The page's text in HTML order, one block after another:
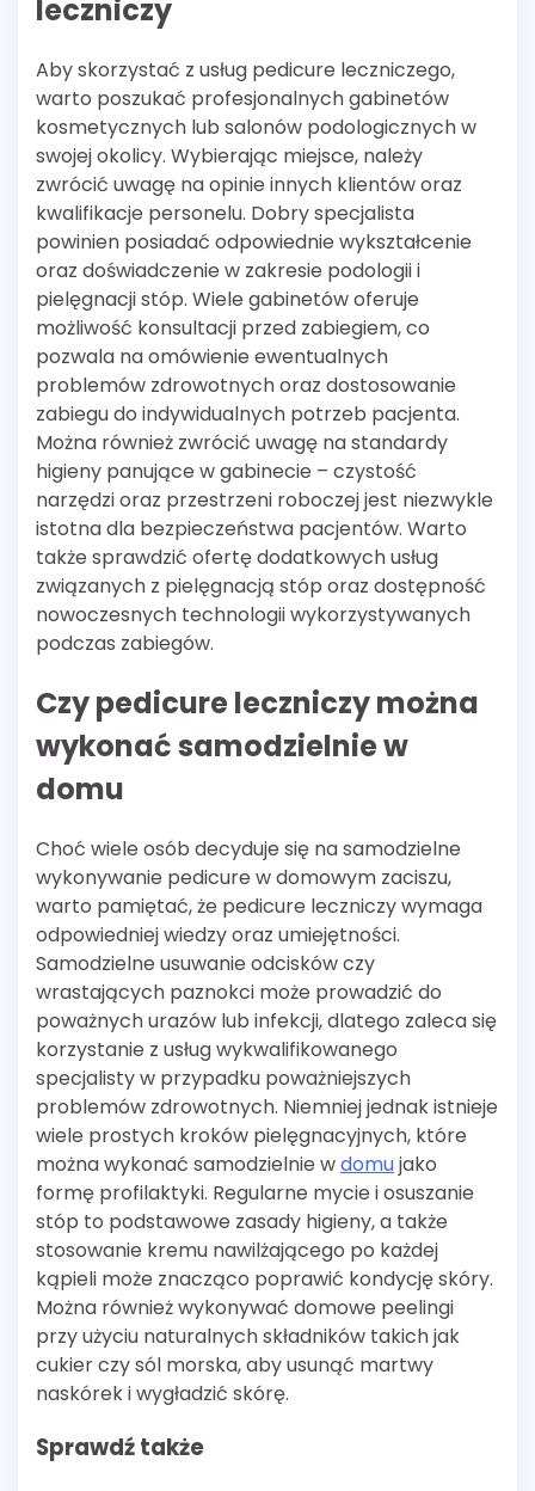
leczniczy
Aby skorzystać z usług pedicure leczniczego,
warto poszukać profesjonalnych gabinetów
kosmetycznych lub salonów podologicznych w
swojej okolicy. Wybierając miejsce, należy
zwrócić uwagę na opinie innych klientów oraz
kwalifikacje personelu. Dobry specjalista
powinien posiadać odpowiednie wykształcenie
oraz doświadczenie w zakresie podologii i
pielęgnacji stóp. Wiele gabinetów oferuje
możliwość konsultacji przed zabiegiem, co
pozwala na omówienie ewentualnych
problemów zdrowotnych oraz dostosowanie
zabiegu do indywidualnych potrzeb pacjenta.
Można również zwrócić uwagę na standardy
higieny panujące w gabinecie – czystość
narzędzi oraz przestrzeni roboczej jest niezwykle
istotna dla bezpieczeństwa pacjentów. Warto
także sprawdzić ofertę dodatkowych usług
związanych z pielęgnacją stóp oraz dostępność
nowoczesnych technologii wykorzystywanych
podczas zabiegów.
Czy pedicure leczniczy można
wykonać samodzielnie w
domu
Choć wiele osób decyduje się na samodzielne
wykonywanie pedicure w domowym zaciszu,
warto pamiętać, że pedicure leczniczy wymaga
odpowiedniej wiedzy oraz umiejętności.
Samodzielne usuwanie odcisków czy
wrastających paznokci może prowadzić do
poważnych urazów lub infekcji, dlatego zaleca się
korzystanie z usług wykwalifikowanego
specjalisty w przypadku poważniejszych
problemów zdrowotnych. Niemniej jednak istnieje
wiele prostych kroków pielęgnacyjnych, które
można wykonać samodzielnie wdomujako
formę profilaktyki. Regularne mycie i osuszanie
stóp to podstawowe zasady higieny, a także
stosowanie kremu nawilżającego po każdej
kąpieli może znacząco poprawić kondycję skóry.
Można również wykonywać domowe peelingi
przy użyciu naturalnych składników takich jak
cukier czy sól morska, aby usunąć martwy
naskórek i wygładzić skórę.
Sprawdź także